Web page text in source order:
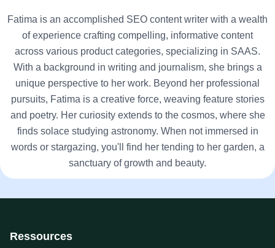
Fatima is an accomplished SEO content writer with a wealth
of experience crafting compelling, informative content
across various product categories, specializing in SAAS.
With a background in writing and journalism, she brings a
unique perspective to her work. Beyond her professional
pursuits, Fatima is a creative force, weaving feature stories
and poetry. Her curiosity extends to the cosmos, where she
finds solace studying astronomy. When not immersed in
words or stargazing, you'll find her tending to her garden, a
sanctuary of growth and beauty.
Ressources